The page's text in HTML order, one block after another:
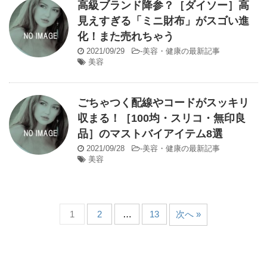
高級ブランド降参？［ダイソー］高
見えすぎる「ミニ財布」がスゴい進
化！また売れちゃう
2021/09/29 -美容・健康の最新記事
美容
ごちゃつく配線やコードがスッキリ
収まる！［100均・スリコ・無印良
品］のマストバイアイテム8選
2021/09/28 -美容・健康の最新記事
美容
1 2 … 13 次へ »